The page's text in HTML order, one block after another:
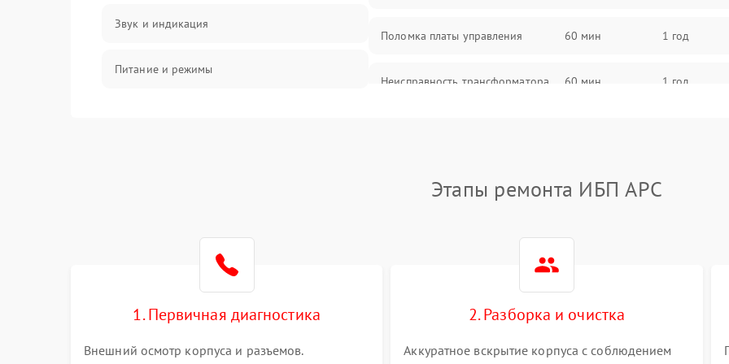
Звук и индикация
Питание и режимы
Поломка платы управления 60 мин 1 год
Неисправность трансформатора 60 мин 1 год
Поломка фильтров (EMI/EMC) 60 мин
Этапы ремонта ИБП APC
1. Первичная диагностика
Внешний осмотр корпуса и разъемов.
2. Разборка и очистка
Аккуратное вскрытие корпуса с соблюдением